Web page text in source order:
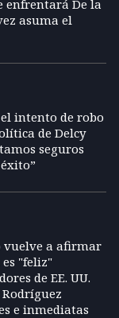
enfrentará De la
asuma el
intento de robo
de Delcy
seguros
vuelve a afirmar
es "feliz"
de EE. UU.
e inmediatas